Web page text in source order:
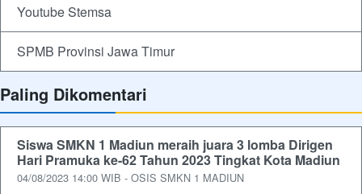
Youtube Stemsa
SPMB Provinsi Jawa Timur
Paling Dikomentari
Siswa SMKN 1 Madiun meraih juara 3 lomba Dirigen
Hari Pramuka ke-62 Tahun 2023 Tingkat Kota Madiun
04/08/2023 14:00 WIB - OSIS SMKN 1 MADIUN